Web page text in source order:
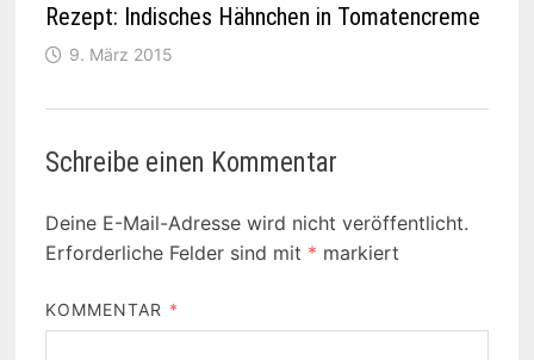
Rezept: Indisches Hähnchen in Tomatencreme
9. März 2015
Schreibe einen Kommentar
Deine E-Mail-Adresse wird nicht veröffentlicht.
Erforderliche Felder sind mit * markiert
KOMMENTAR *